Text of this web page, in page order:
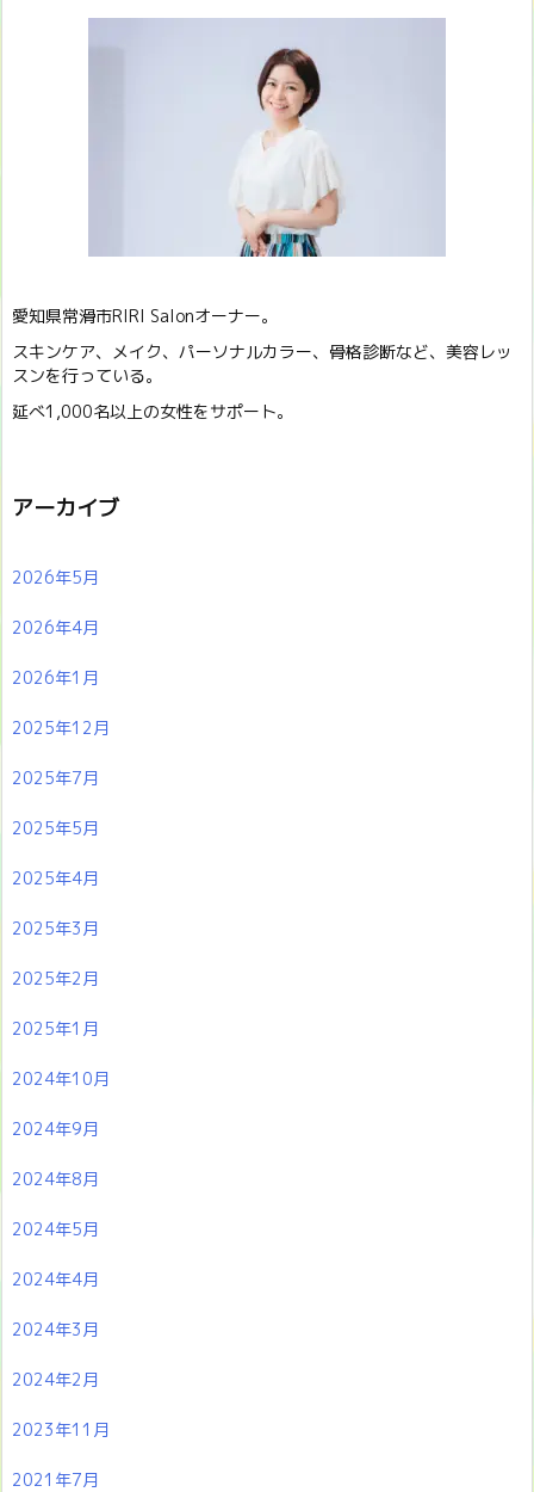
愛知県常滑市RIRI Salonオーナー。
スキンケア、メイク、パーソナルカラー、骨格診断など、美容レッ
スンを行っている。
延べ1,000名以上の女性をサポート。
アーカイブ
2026年5月
2026年4月
2026年1月
2025年12月
2025年7月
2025年5月
2025年4月
2025年3月
2025年2月
2025年1月
2024年10月
2024年9月
2024年8月
2024年5月
2024年4月
2024年3月
2024年2月
2023年11月
2021年7月